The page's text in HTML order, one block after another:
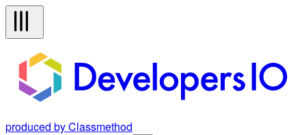
produced by Classmethod